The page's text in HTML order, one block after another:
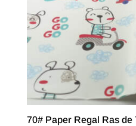
70# Paper Regal Ras de